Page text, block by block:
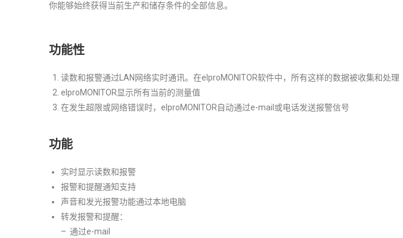
你能够始终获得当前生产和储存条件的全部信息。
功能性
读数和报警通过LAN网络实时通讯。在elproMONITOR软件中，所有这样的数据被收集和处理
elproMONITOR显示所有当前的测量值
在发生超限或网络错误时，elproMONITOR自动通过e-mail或电话发送报警信号
功能
实时显示读数和报警
报警和提醒通知支持
声音和发光报警功能通过本地电脑
转发报警和提醒：
– 通过e-mail